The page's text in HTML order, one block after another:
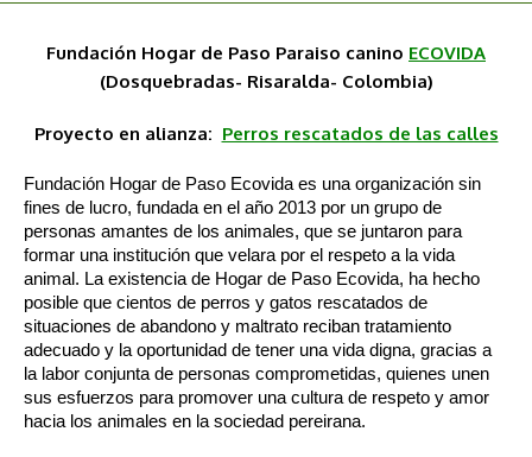
Fundación Hogar de Paso Paraiso canino ECOVIDA
(Dosquebradas- Risaralda- Colombia)
Proyecto en alianza: Perros rescatados de las calles
Fundación Hogar de Paso Ecovida es una organización sin
fines de lucro, fundada en el año 2013 por un grupo de
personas amantes de los animales, que se juntaron para
formar una institución que velara por el respeto a la vida
animal. La existencia de Hogar de Paso Ecovida, ha hecho
posible que cientos de perros y gatos rescatados de
situaciones de abandono y maltrato reciban tratamiento
adecuado y la oportunidad de tener una vida digna, gracias a
la labor conjunta de personas comprometidas, quienes unen
sus esfuerzos para promover una cultura de respeto y amor
hacia los animales en la sociedad pereirana.